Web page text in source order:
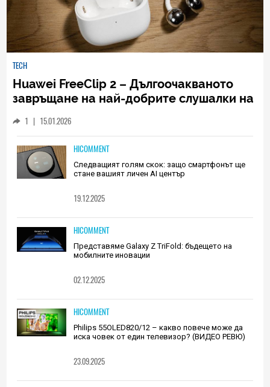
TECH
Huawei FreeClip 2 – Дългоочакваното
завръщане на най-добрите слушалки на
1 | 15.01.2026
HICOMMENT
Следващият голям скок: защо смартфонът ще
стане вашият личен AI център
19.12.2025
HICOMMENT
Представяме Galaxy Z TriFold: бъдещето на
мобилните иновации
02.12.2025
HICOMMENT
Philips 55OLED820/12 – какво повече може да
иска човек от един телевизор? (ВИДЕО РЕВЮ)
23.09.2025